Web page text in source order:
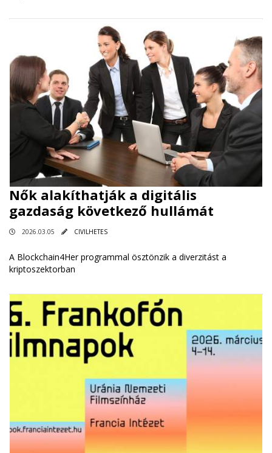
Nők alakíthatják a digitális
gazdaság következő hullámát
2026.03.05 CIVILHETES
A Blockchain4Her programmal ösztönzik a diverzitást a
kriptoszektorban